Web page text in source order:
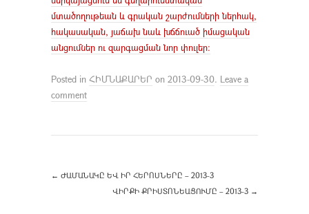
մտածողութեան և գրական շարժումների ներհակ,
հակասական, յաճախ նաև խճճուած իմացական
անցումներ ու զարգացման նոր փուլեր:
Posted in ՀԻՄՆԱՔԱՐԵՐ on 2013-09-30. Leave a
comment
← ԺԱՄԱՆԱԿԸ ԵՎ ԻՐ ՀԵՐՈՍՆԵՐԸ – 2013-3
ՎԻՐՔԻ ՔՐԻՍՏՈՆԵԱՑՈՒՄԸ – 2013-3 →